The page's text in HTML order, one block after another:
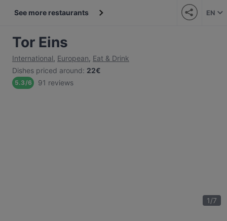
See more restaurants EN
Tor Eins
International, European, Eat & Drink
Dishes priced around: 22€
5.3/6 91 reviews
1/7